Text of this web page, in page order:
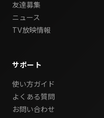
友達募集
ニュース
TV放映情報
サポート
使い方ガイド
よくある質問
お問い合わせ